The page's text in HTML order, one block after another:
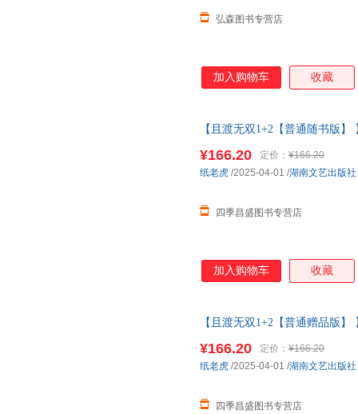
弘森图书专营店
加入购物车 收藏
【且渡无双1+2【普通随书版】
¥166.20 定价： ¥166.20
四季昌盛图书专营店
纸老虎 /2025-04-01 /湖南文艺出版社
加入购物车 收藏
【且渡无双1+2【普通赠品版】
¥166.20 定价： ¥166.20
四季昌盛图书专营店
纸老虎 /2025-04-01 /湖南文艺出版社